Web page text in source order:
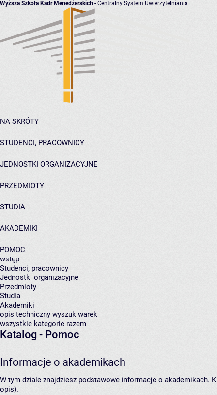
Wyższa Szkoła Kadr Menedżerskich - Centralny System Uwierzytelniania
NA SKRÓTY
STUDENCI, PRACOWNICY
JEDNOSTKI ORGANIZACYJNE
PRZEDMIOTY
STUDIA
AKADEMIKI
POMOC
wstęp
Studenci, pracownicy
Jednostki organizacyjne
Przedmioty
Studia
Akademiki
opis techniczny wyszukiwarek
wszystkie kategorie razem
Katalog - Pomoc
Informacje o akademikach
W tym dziale znajdziesz podstawowe informacje o akademikach.
opis).